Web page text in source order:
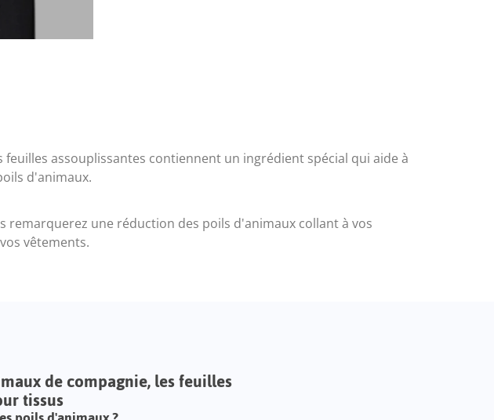
feuilles assouplissantes contiennent un ingrédient spécial qui aide à
d'animaux.
remarquerez une réduction des poils d'animaux collant à vos
vêtements.
de compagnie, les feuilles
tissus